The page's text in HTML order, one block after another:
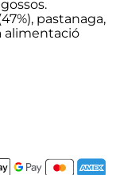
pastanaga,
alimentació